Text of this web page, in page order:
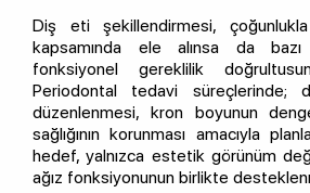
Diş eti şekillendirmesi,
kapsamında ele alınsa da
fonksiyonel gereklilik
Periodontal tedavi süreçlerinde;
düzenlenmesi, kron boyunun
sağlığının korunması amacıyla
hedef, yalnızca estetik görünüm
ağız fonksiyonunun birlikte